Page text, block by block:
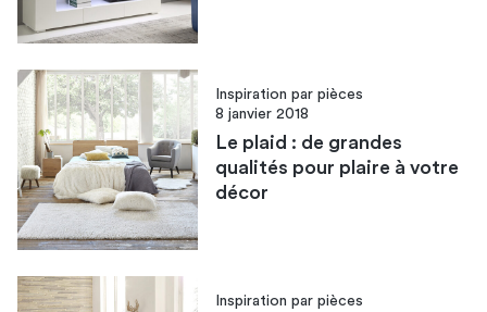
Inspiration par pièces
8 janvier 2018
Le plaid : de grandes
qualités pour plaire à votre
décor
Inspiration par pièces